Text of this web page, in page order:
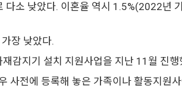
소 낮았다. 이혼율 역시 1.5%(2022년
장 낮았다.
감지기 설치 지원사업을 지난 11월 진행
사전에 등록해 놓은 가족이나 활동지원사